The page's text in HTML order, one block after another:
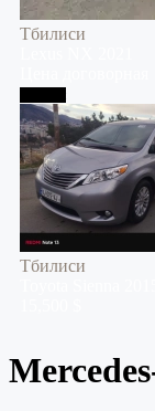
Тбилиси
Тбилиси